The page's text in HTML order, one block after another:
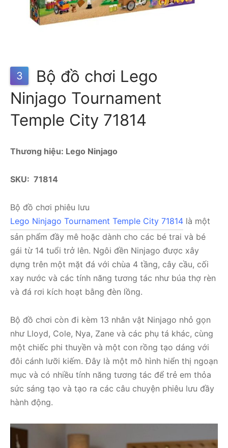
3
Bộ đồ chơi Lego
Ninjago Tournament
Temple City 71814
Thương hiệu: Lego Ninjago
SKU: 71814
Bộ đồ chơi phiêu lưu
Lego Ninjago Tournament Temple City 71814 là một
sản phẩm đầy mê hoặc dành cho các bé trai và bé
gái từ 14 tuổi trở lên. Ngôi đền Ninjago được xây
dựng trên một mặt đá với chùa 4 tầng, cây cầu, cối
xay nước và các tính năng tương tác như búa thợ rèn
và đá rơi kích hoạt bằng đèn lồng.
Bộ đồ chơi còn đi kèm 13 nhân vật Ninjago nhỏ gọn
như Lloyd, Cole, Nya, Zane và các phụ tá khác, cùng
một chiếc phi thuyền và một con rồng tạo dáng với
đôi cánh lưỡi kiếm. Đây là một mô hình hiển thị ngoạn
mục và có nhiều tính năng tương tác để trẻ em thỏa
sức sáng tạo và tạo ra các câu chuyện phiêu lưu đầy
hành động.